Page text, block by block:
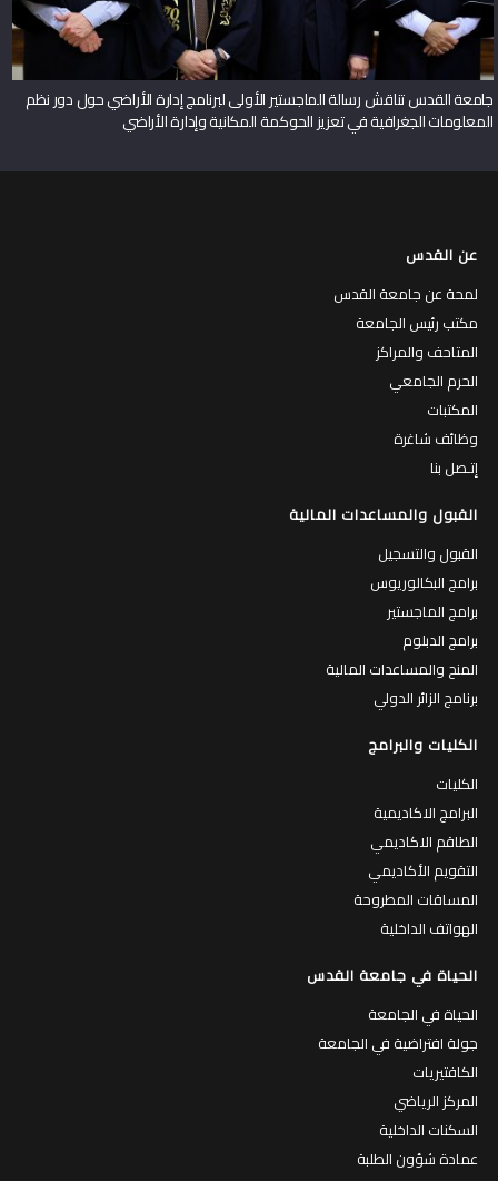
جامعة القدس تناقش رسالة الماجستير الأولى لبرنامج إدارة الأراضي حول دور نظم
المعلومات الجغرافية في تعزيز الحوكمة المكانية وإدارة الأراضي
عن القدس
لمحة عن جامعة القدس
مكتب رئيس الجامعة
المتاحف والمراكز
الحرم الجامعي
المكتبات
وظائف شاغرة
إتـصل بنا
القبول والمساعدات المالية
القبول والتسجيل
برامج البكالوريوس
برامج الماجستير
برامج الدبلوم
المنح والمساعدات المالية
برنامج الزائر الدولي
الكليات والبرامج
الكليات
البرامج الاكاديمية
الطاقم الاكاديمي
التقويم الأكاديمي
المساقات المطروحة
الهواتف الداخلية
الحياة في جامعة القدس
الحياة في الجامعة
جولة افتراضية في الجامعة
الكافتيريات
المركز الرياضي
السكنات الداخلية
عمادة شؤون الطلبة